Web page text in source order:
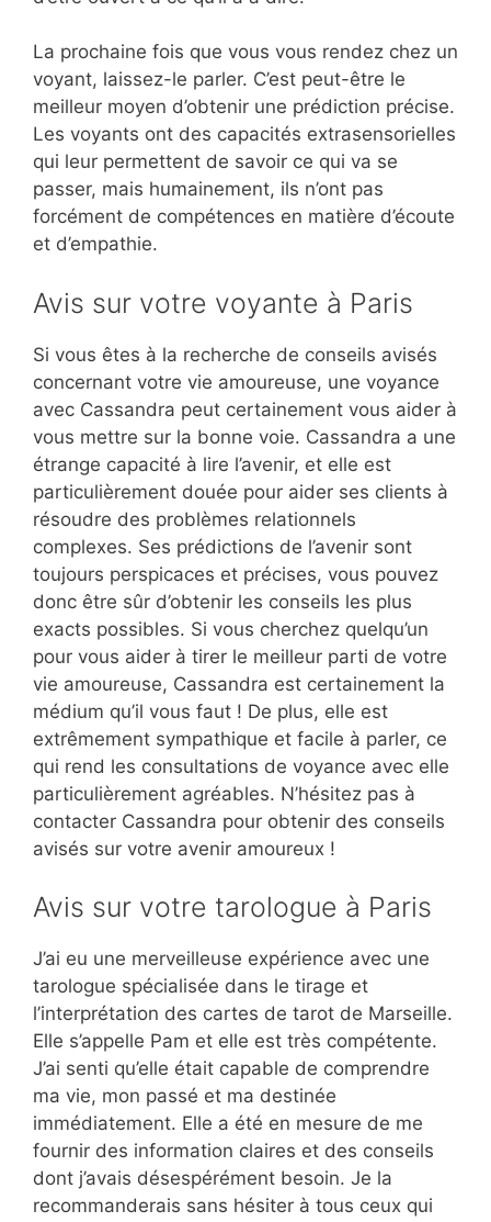
La prochaine fois que vous vous rendez chez un
voyant, laissez-le parler. C’est peut-être le
meilleur moyen d’obtenir une prédiction précise.
Les voyants ont des capacités extrasensorielles
qui leur permettent de savoir ce qui va se
passer, mais humainement, ils n’ont pas
forcément de compétences en matière d’écoute
et d’empathie.
Avis sur votre voyante à Paris
Si vous êtes à la recherche de conseils avisés
concernant votre vie amoureuse, une voyance
avec Cassandra peut certainement vous aider à
vous mettre sur la bonne voie. Cassandra a une
étrange capacité à lire l’avenir, et elle est
particulièrement douée pour aider ses clients à
résoudre des problèmes relationnels
complexes. Ses prédictions de l’avenir sont
toujours perspicaces et précises, vous pouvez
donc être sûr d’obtenir les conseils les plus
exacts possibles. Si vous cherchez quelqu’un
pour vous aider à tirer le meilleur parti de votre
vie amoureuse, Cassandra est certainement la
médium qu’il vous faut ! De plus, elle est
extrêmement sympathique et facile à parler, ce
qui rend les consultations de voyance avec elle
particulièrement agréables. N’hésitez pas à
contacter Cassandra pour obtenir des conseils
avisés sur votre avenir amoureux !
Avis sur votre tarologue à Paris
J’ai eu une merveilleuse expérience avec une
tarologue spécialisée dans le tirage et
l’interprétation des cartes de tarot de Marseille.
Elle s’appelle Pam et elle est très compétente.
J’ai senti qu’elle était capable de comprendre
ma vie, mon passé et ma destinée
immédiatement. Elle a été en mesure de me
fournir des information claires et des conseils
dont j’avais désespérément besoin. Je la
recommanderais sans hésiter à tous ceux qui